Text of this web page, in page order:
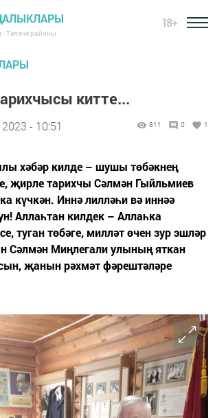
- Теләче районы
18+
китте...
- 10:51 811 0 1
хәбәр килде – шушы төбәкнең
җирле тарихчы Сәлмән Гыйльмиев
күчкән. Иннә лилләһи вә иннәә
Аллаһтан килдек – Аллаһка
туган төбәге, милләт өчен зур эшләр
Сәлмән Миңлегали улының яткан
җанын рәхмәт фәрештәләре